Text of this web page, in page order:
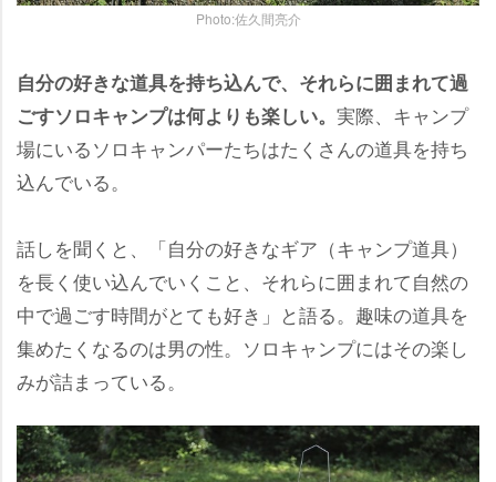
Photo:佐久間亮介
自分の好きな道具を持ち込んで、それらに囲まれて過
ごすソロキャンプは何よりも楽しい。 実際、キャンプ
場にいるソロキャンパーたちはたくさんの道具を持ち
込んでいる。
話しを聞くと、「自分の好きなギア（キャンプ道具）
を長く使い込んでいくこと、それらに囲まれて自然の
中で過ごす時間がとても好き」と語る。趣味の道具を
集めたくなるのは男の性。ソロキャンプにはその楽し
みが詰まっている。